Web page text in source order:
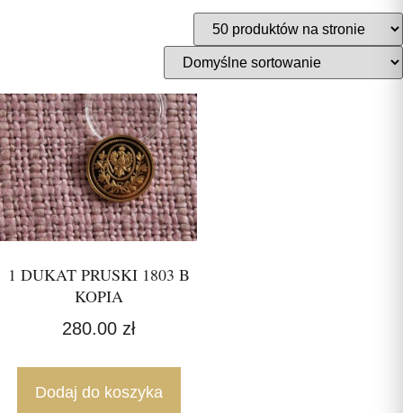
1 DUKAT PRUSKI 1803 B
KOPIA
280.00 zł
Dodaj do koszyka